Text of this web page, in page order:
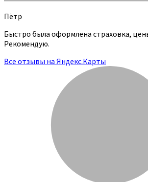
Пётр
Быстро была оформлена страховка,
Рекомендую.
Все отзывы на Яндекс.Карты